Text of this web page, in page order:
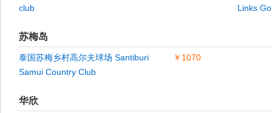
club
Links
苏梅岛
￥1070
泰国苏梅乡村高尔夫球场 Santiburi
Samui Country Club
华欣